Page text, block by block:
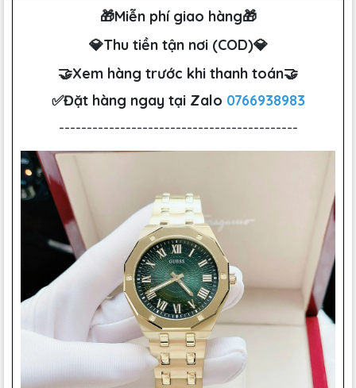
🎁Miễn phí giao hàng🎁
💎Thu tiền tận nơi (COD)💎
🤝Xem hàng trước khi thanh toán🤝
✅Đặt hàng ngay tại Zalo 0766938983
-------------------------------------------